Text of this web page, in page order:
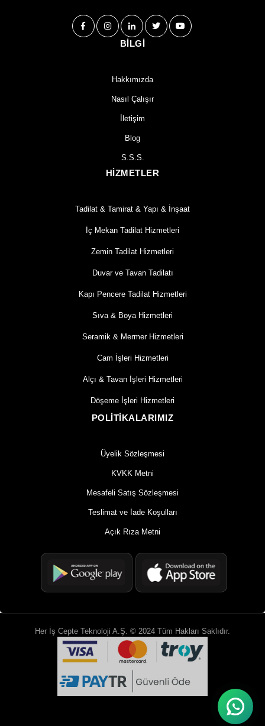
BİLGİ
Hakkımızda
Nasıl Çalışır
İletişim
Blog
S.S.S.
HİZMETLER
Tadilat & Tamirat & Yapı & İnşaat
İç Mekan Tadilat Hizmetleri
Zemin Tadilat Hizmetleri
Duvar ve Tavan Tadilatı
Kapı Pencere Tadilat Hizmetleri
Sıva & Boya Hizmetleri
Seramik & Mermer Hizmetleri
Cam İşleri Hizmetleri
Alçı & Tavan İşleri Hizmetleri
Döşeme İşleri Hizmetleri
POLİTİKALARIMIZ
Üyelik Sözleşmesi
KVKK Metni
Mesafeli Satış Sözleşmesi
Teslimat ve İade Koşulları
Açık Rıza Metni
Her İş Cepte Teknoloji A.Ş. © 2024 Tüm Hakları Saklıdır.